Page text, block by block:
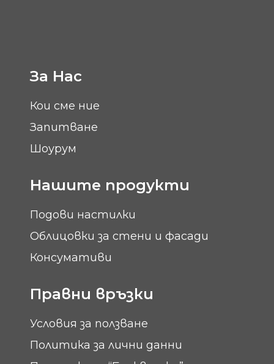
За Нас
Кои сме ние
Запитване
Шоурум
Нашите продукти
Подови настилки
Облицовки за стени и фасади
Консумативи
Правни връзки
Условия за ползване
Политика за лични данни